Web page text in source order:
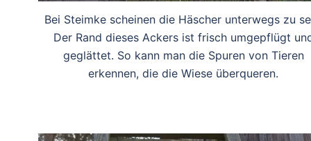
Bei Steimke scheinen die Häscher unterwegs zu
Der Rand dieses Ackers ist frisch umgepflügt
geglättet. So kann man die Spuren von Tieren
erkennen, die die Wiese überqueren.